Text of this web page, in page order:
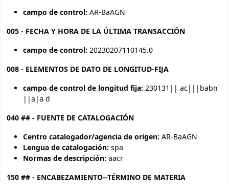
campo de control: AR-BaAGN
005 - FECHA Y HORA DE LA ÚLTIMA TRANSACCIÓN
campo de control: 20230207110145.0
008 - ELEMENTOS DE DATO DE LONGITUD-FIJA
campo de control de longitud fija: 230131|| ac|||babn
||a|a d
040 ## - FUENTE DE CATALOGACIÓN
Centro catalogador/agencia de origen: AR-BaAGN
Lengua de catalogación: spa
Normas de descripción: aacr
150 ## - ENCABEZAMIENTO--TÉRMINO DE MATERIA